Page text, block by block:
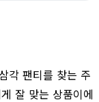
각 팬티를 찾는 주
잘 맞는 상품이에